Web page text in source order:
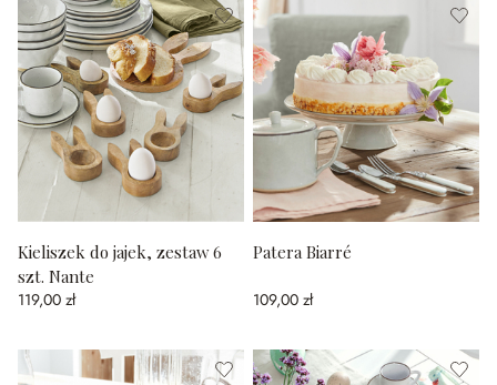
Kieliszek do jajek, zestaw 6
szt. Nante
119,00 zł
Patera Biarré
109,00 zł